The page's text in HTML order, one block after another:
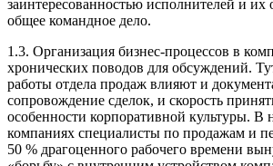
заинтересованностью исполнителей и их
общее командное дело.
1.3. Организация бизнес-процессов в
хронических поводов для обсуждений.
работы отдела продаж влияют и
сопровождение сделок, и скорость
особенности корпоративной культуры. В
компаниях специалисты по продажам и
50 % драгоценного рабочего времени